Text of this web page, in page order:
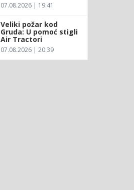
07.08.2026 | 19:41
Veliki požar kod
Gruda: U pomoć stigli
Air Tractori
07.08.2026 | 20:39